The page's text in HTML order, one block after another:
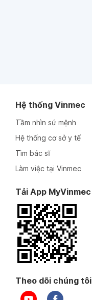
Hệ thống Vinmec
Tầm nhìn sứ mệnh
Hệ thống cơ sở y tế
Tìm bác sĩ
Làm việc tại Vinmec
Tải App MyVinmec
Theo dõi chúng tôi